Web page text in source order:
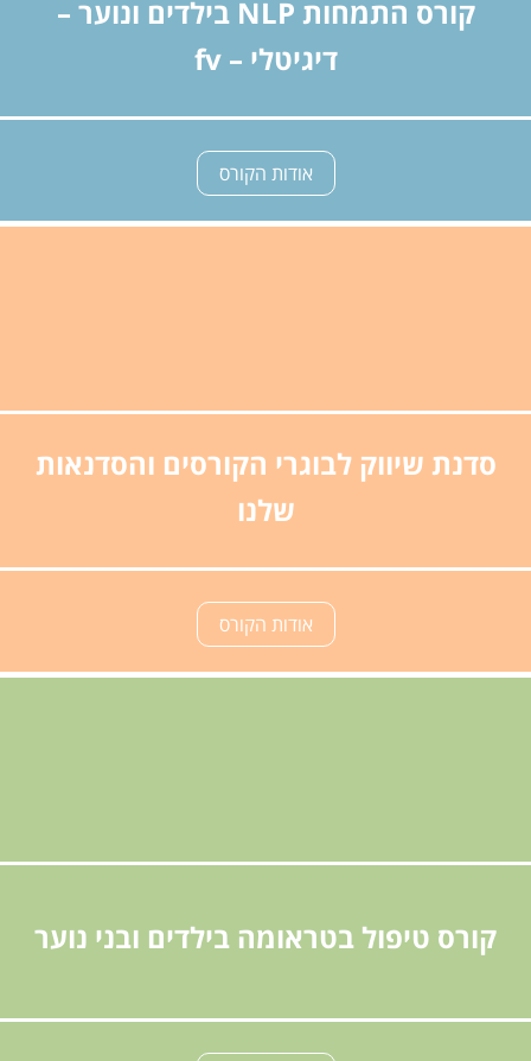
קורס התמחות NLP בילדים ונוער –
דיגיטלי – fv
אודות הקורס
סדנת שיווק לבוגרי הקורסים והסדנאות
שלנו
אודות הקורס
קורס טיפול בטראומה בילדים ובני נוער